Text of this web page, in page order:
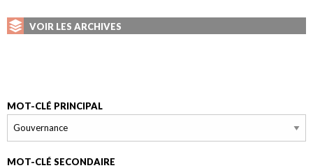
VOIR LES ARCHIVES
MOT-CLÉ PRINCIPAL
MOT-CLÉ SECONDAIRE